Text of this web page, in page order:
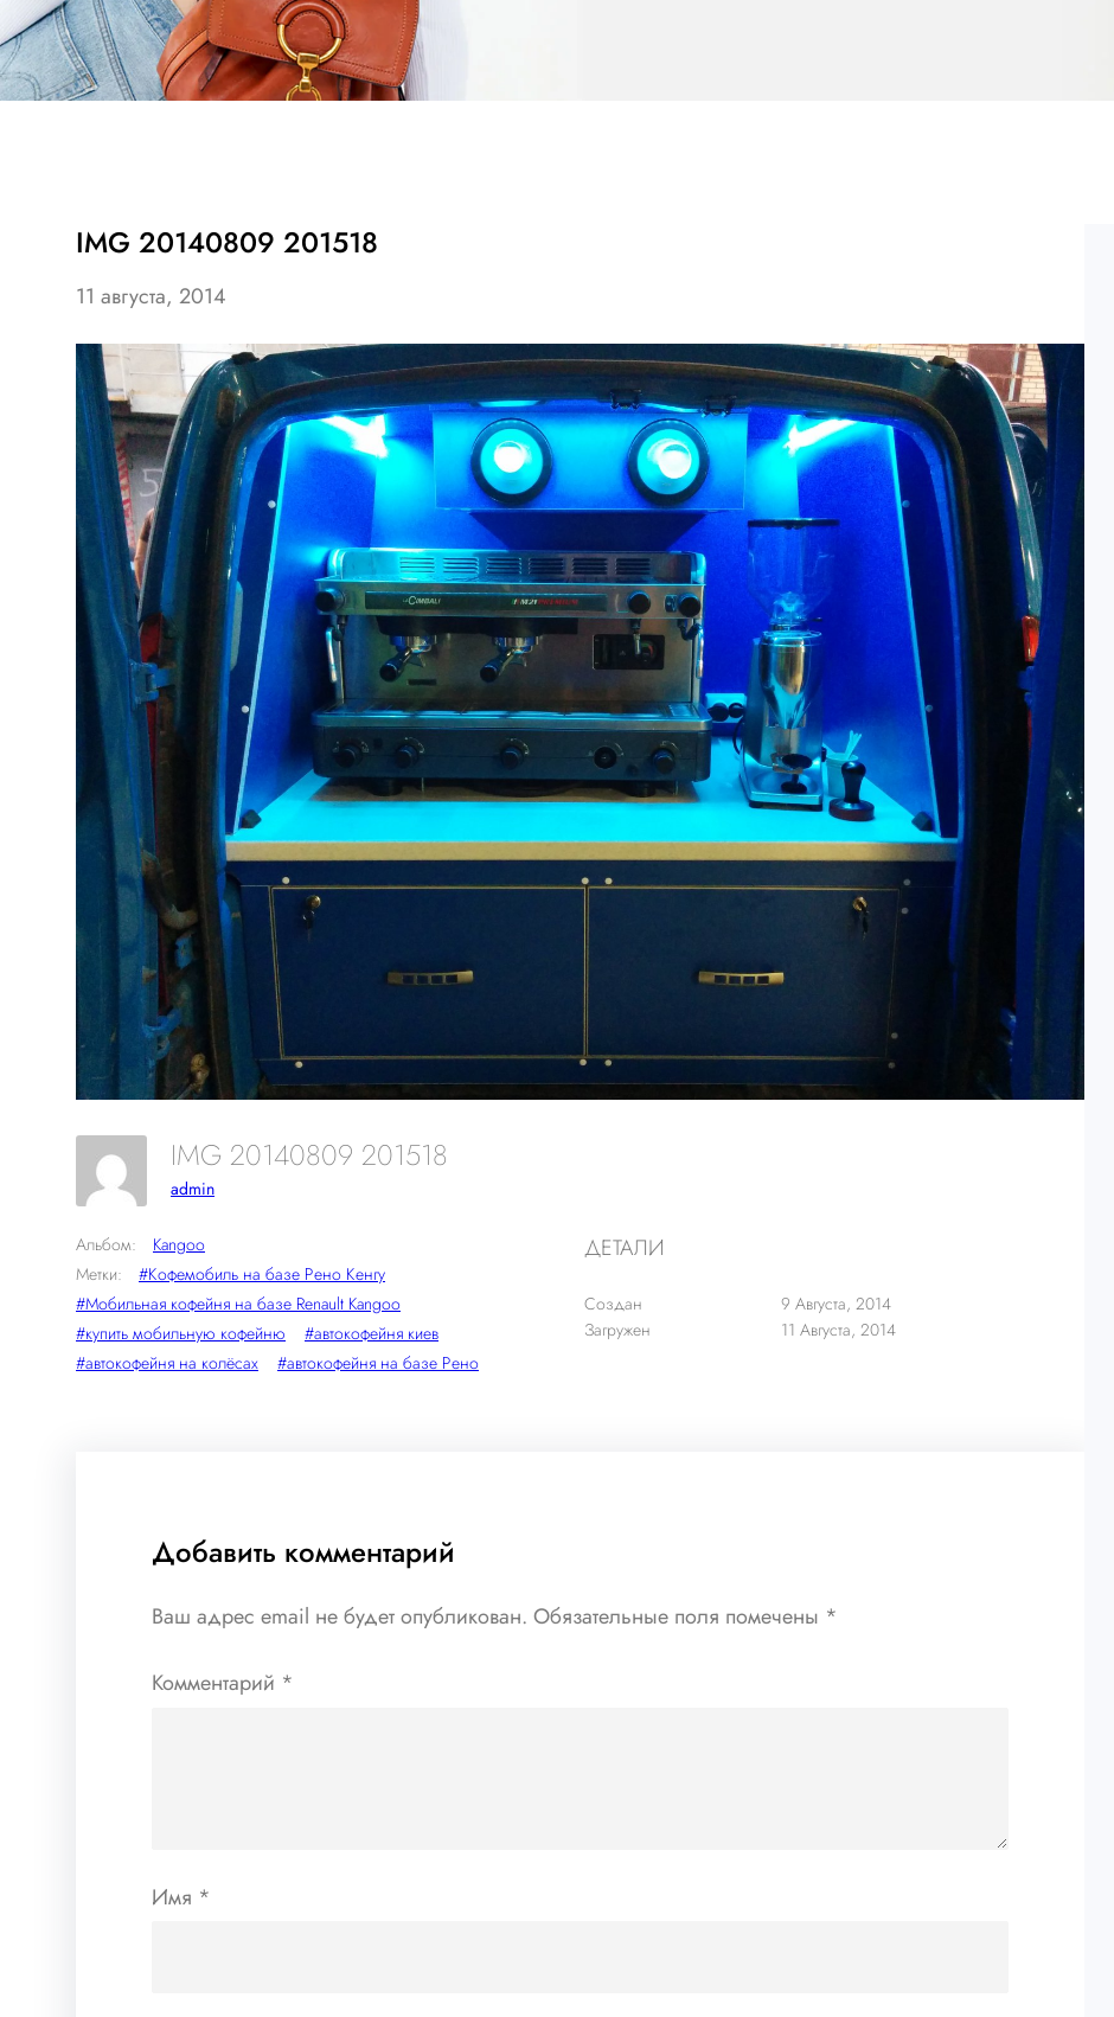
IMG 20140809 201518
11 августа, 2014
IMG 20140809 201518
admin
Альбом:
Kangoo
Метки:
#Кофемобиль на базе Рено Кенгу
#Мобильная кофейня на базе Renault Kangoo
#купить мобильную кофейню
#автокофейня киев
#автокофейня на колёсах
#автокофейня на базе Рено
ДЕТАЛИ
Создан
9 Августа, 2014
Загружен
11 Августа, 2014
Добавить комментарий
Ваш адрес email не будет опубликован. Обязательные поля помечены *
Комментарий *
Имя *